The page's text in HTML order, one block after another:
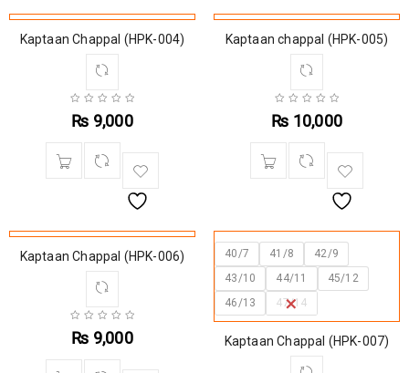
Kaptaan Chappal (HPK-004)
₨ 9,000
Kaptaan chappal (HPK-005)
₨ 10,000
Kaptaan Chappal (HPK-006)
₨ 9,000
40/7 41/8
42/9
43/10
44/11
45/12
46/13
47/14
Kaptaan Chappal (HPK-007)